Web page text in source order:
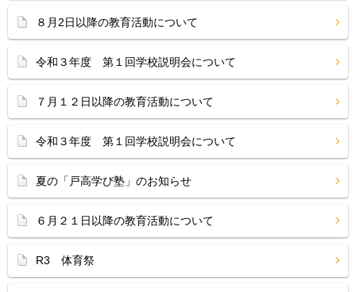
８月2日以降の教育活動について
令和３年度 第１回学校説明会について
７月１２日以降の教育活動について
令和３年度 第１回学校説明会について
夏の「戸高学び塾」のお知らせ
６月２１日以降の教育活動について
R3 体育祭